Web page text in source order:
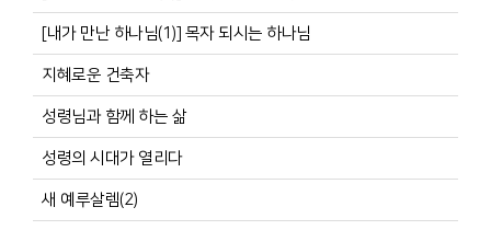
[내가 만난 하나님(1)] 목자 되시는 하나님
지혜로운 건축자
성령님과 함께 하는 삶
성령의 시대가 열리다
새 예루살렘(2)